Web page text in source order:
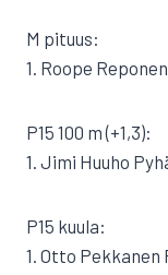
M pituus:
1. Roope
P15 100 m (+1,3):
1. Jimi Huuho
P15 kuula:
1. Otto Pekkanen